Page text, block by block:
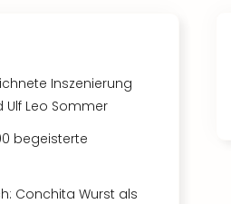
Inszenierung
Ulf Leo Sommer
begeisterte
Conchita Wurst als